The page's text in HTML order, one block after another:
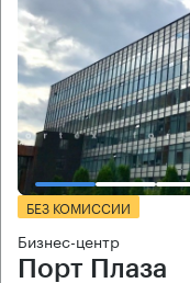
БЕЗ КОМИССИИ
Бизнес-центр
Порт Плаза